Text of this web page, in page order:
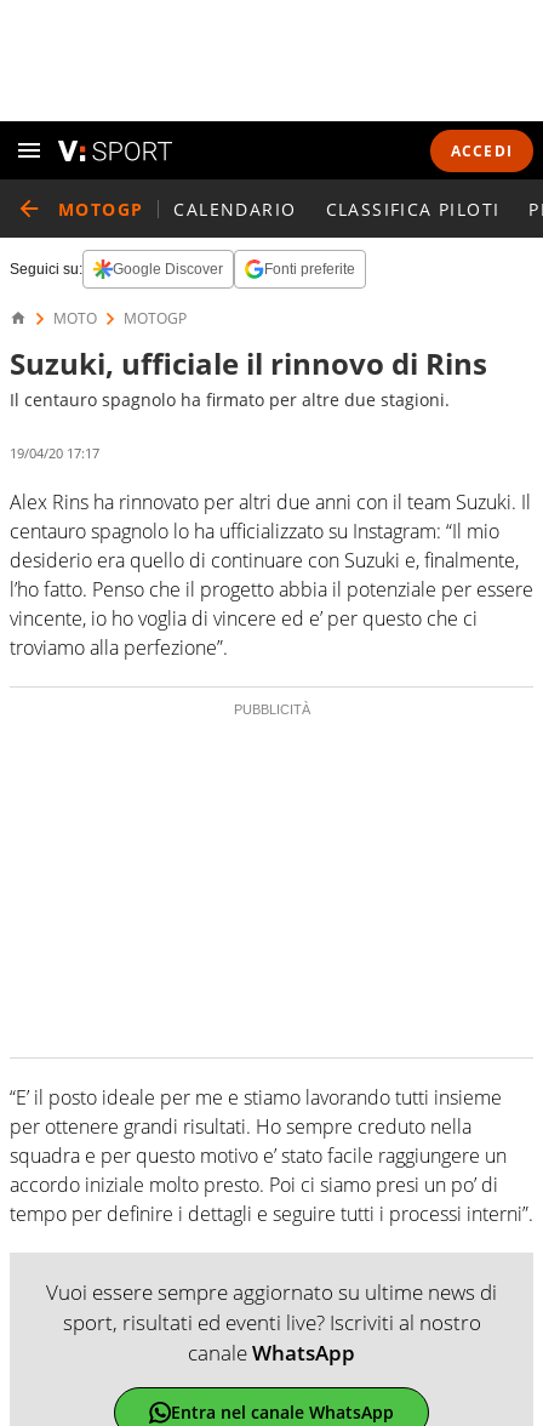
ACCEDI
MOTOGP CALENDARIO CLASSIFICA PILOTI
Seguici su: Google Discover Fonti preferite
MOTO MOTOGP
Suzuki, ufficiale il rinnovo di Rins
Il centauro spagnolo ha firmato per altre due stagioni.
19/04/20 17:17
Alex Rins ha rinnovato per altri due anni con il team Suzuki. Il
centauro spagnolo lo ha ufficializzato su Instagram: “Il mio
desiderio era quello di continuare con Suzuki e, finalmente,
l’ho fatto. Penso che il progetto abbia il potenziale per essere
vincente, io ho voglia di vincere ed e’ per questo che ci
troviamo alla perfezione”.
“E’ il posto ideale per me e stiamo lavorando tutti insieme
per ottenere grandi risultati. Ho sempre creduto nella
squadra e per questo motivo e’ stato facile raggiungere un
accordo iniziale molto presto. Poi ci siamo presi un po’ di
tempo per definire i dettagli e seguire tutti i processi interni”.
Vuoi essere sempre aggiornato su ultime news di
sport, risultati ed eventi live? Iscriviti al nostro
canaleWhatsApp
Entra nel canale WhatsApp